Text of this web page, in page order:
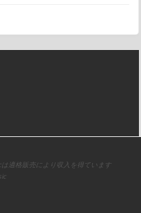
適格販売により収入を得ています